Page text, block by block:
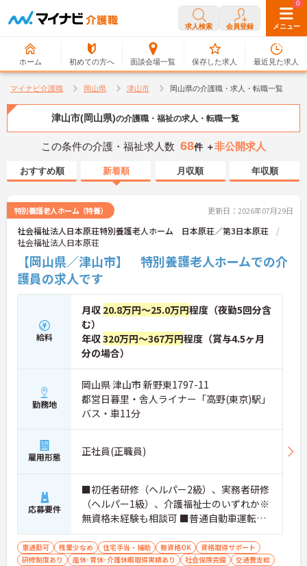
求人検索 会員登録 メニュー
ホーム 初めての方へ 面談会場一覧
0
保存した求人
0
最近見た求人
マイナビ介護職 岡山県 津山市 岡山県の介護職・求人・転職一覧
津山市(岡山県)の介護職・福祉の求人・転職一覧
この条件の介護・福祉求人数 68件 ＋非公開求人
おすすめ順 新着順 月収順 年収順
特別養護老人ホーム（特養） 更新日：2026年07月29日
社会福祉法人日本原荘特別養護老人ホーム 日本原荘／第3日本原荘
社会福祉法人日本原荘
【岡山県／津山市】 特別養護老人ホームでの介
護員の求人です
給料
月収 20.8万円～25.0万円程度（夜勤5回分含
む）
年収320万円～367万円程度（賞与4.5ヶ月
分の場合）
勤務地
岡山県 津山市 新野東1797-11
都営日暮里・舎人ライナー「高野(東京)駅」
バス・車11分
雇用形態 正社員(正職員)
応募要件
■初任者研修（ヘルパー2級）、実務者研修
（ヘルパー1級）、介護福祉士のいずれか※
無資格未経験も相談可 ■普通自動車運転免
許（AT限定可）※必須
車通勤可 残業少なめ 住宅手当・補助 無資格OK
資格取得サポート
研修制度あり
産休･育休･介護休暇取得実績あり 社会保険完備
交通費支給